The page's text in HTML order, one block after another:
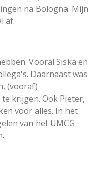
na Bologna. Mijn
af.
Vooral Siska en
Daarnaast was
(vooraf)
krijgen. Ook Pieter,
voor alles. In het
van het UMCG